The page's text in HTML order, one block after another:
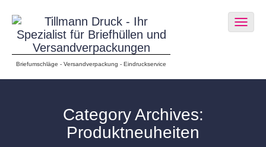
Briefumschläge - Versandverpackung - Eindruckservice
Category Archives:
Produktneuheiten